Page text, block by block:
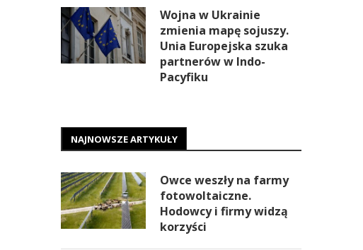
Wojna w Ukrainie
zmienia mapę sojuszy.
Unia Europejska szuka
partnerów w Indo-
Pacyfiku
NAJNOWSZE ARTYKUŁY
Owce weszły na farmy
fotowoltaiczne.
Hodowcy i firmy widzą
korzyści